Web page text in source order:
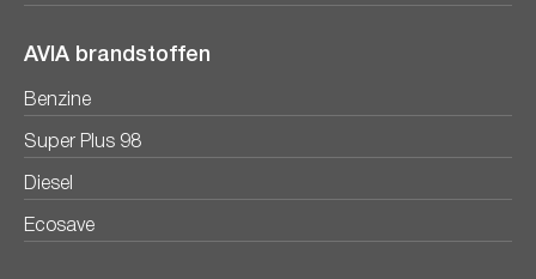
AVIA brandstoffen
Benzine
Super Plus 98
Diesel
Ecosave